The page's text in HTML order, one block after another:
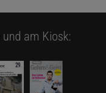
am Kiosk: